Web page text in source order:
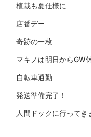
植栽も夏仕様に
店番デー
奇跡の一枚
マキノは明日からGW
自転車通勤
発送準備完了！
人間ドックに行ってき